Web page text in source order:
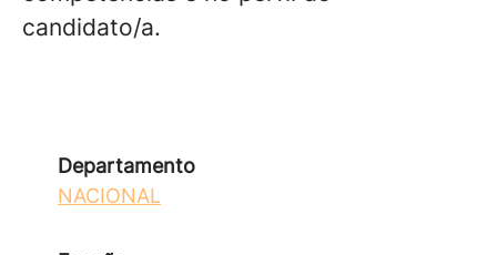
candidato/a.
Departamento
NACIONAL